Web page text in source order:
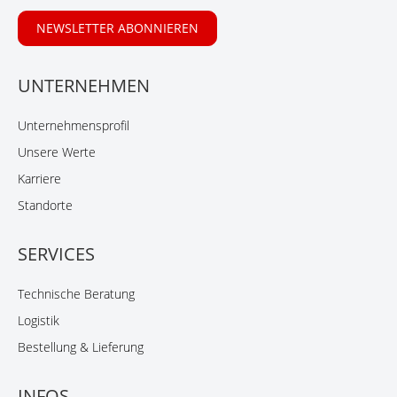
NEWSLETTER ABONNIEREN
UNTERNEHMEN
Unternehmensprofil
Unsere Werte
Karriere
Standorte
SERVICES
Technische Beratung
Logistik
Bestellung & Lieferung